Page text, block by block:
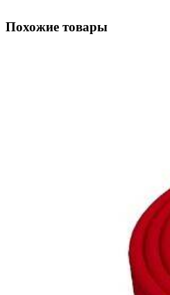
Похожие товары